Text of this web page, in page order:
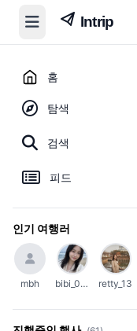
홈
탐색
검색
피드
인기 여행러
mbh bibi_0203 retty_13